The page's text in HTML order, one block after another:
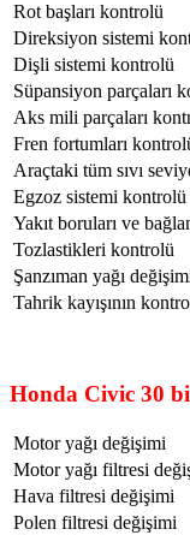
Rot başları kontrolü
Direksiyon sistemi
Dişli sistemi kontrolü
Süpansiyon parçaları
Aks mili parçaları
Fren fortumları
Araçtaki tüm sıvı
Egzoz sistemi kontrolü
Yakıt boruları ve
Tozlastikleri kontrolü
Şanzıman yağı
Tahrik kayışının
Honda Civic 30
Motor yağı değişimi
Motor yağı filtresi
Hava filtresi değişimi
Polen filtresi değişimi